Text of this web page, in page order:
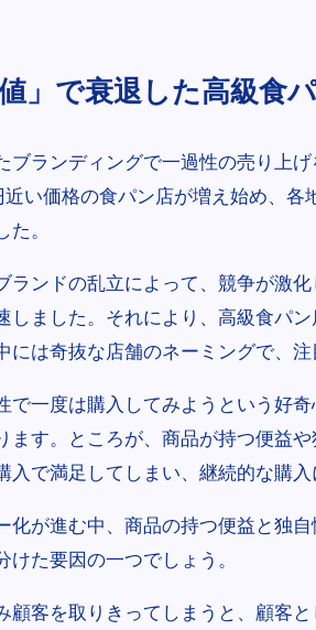
」で衰退した高級食
ブランディングで一過性の売り上
い価格の食パン店が増え始め、
。
ランドの乱立によって、競争が激
しました。それにより、高級食パ
には奇抜な店舗のネーミングで、注
で一度は購入してみようという好
ます。ところが、商品が持つ便益
入で満足してしまい、継続的な購入
化が進む中、商品の持つ便益と独
た要因の一つでしょう。
顧客を取りきってしまうと、顧客